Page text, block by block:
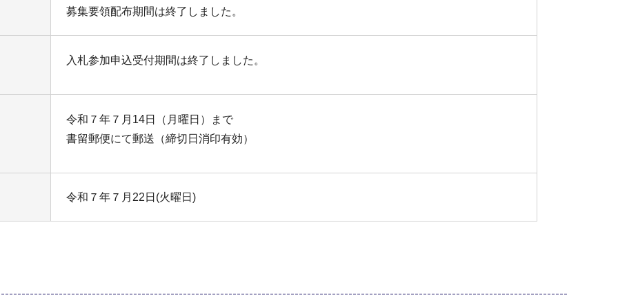
募集要領配布期間は終了しました。
入札参加申込受付期間は終了しました。
令和７年７月14日（月曜日）まで
書留郵便にて郵送（締切日消印有効）
令和７年７月22日(火曜日)